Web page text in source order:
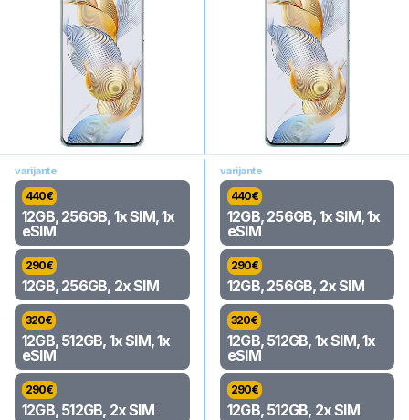
varijante
440€
12GB, 256GB, 1x SIM, 1x
eSIM
290€
12GB, 256GB, 2x SIM
320€
12GB, 512GB, 1x SIM, 1x
eSIM
290€
12GB, 512GB, 2x SIM
varijante
440€
12GB, 256GB, 1x SIM, 1x
eSIM
290€
12GB, 256GB, 2x SIM
320€
12GB, 512GB, 1x SIM, 1x
eSIM
290€
12GB, 512GB, 2x SIM